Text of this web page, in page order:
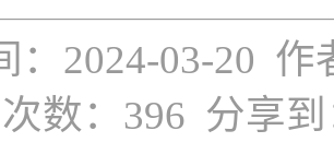
：2024-03-20
次数： 396 分享